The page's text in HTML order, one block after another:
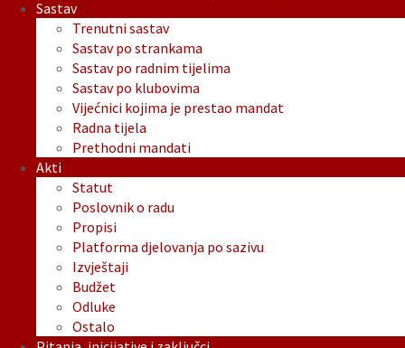
Sastav
Trenutni sastav
Sastav po strankama
Sastav po radnim tijelima
Sastav po klubovima
Vijećnici kojima je prestao mandat
Radna tijela
Prethodni mandati
Akti
Statut
Poslovnik o radu
Propisi
Platforma djelovanja po sazivu
Izvještaji
Budžet
Odluke
Ostalo